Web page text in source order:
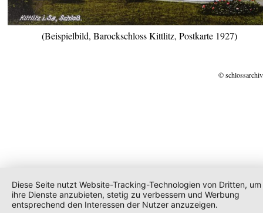
(Beispielbild, Barockschloss Kittlitz, Postkarte 1927)
©
Diese Seite nutzt Website-Tracking-Technologien von Dritten, um
ihre Dienste anzubieten, stetig zu verbessern und Werbung
entsprechend den Interessen der Nutzer anzuzeigen.